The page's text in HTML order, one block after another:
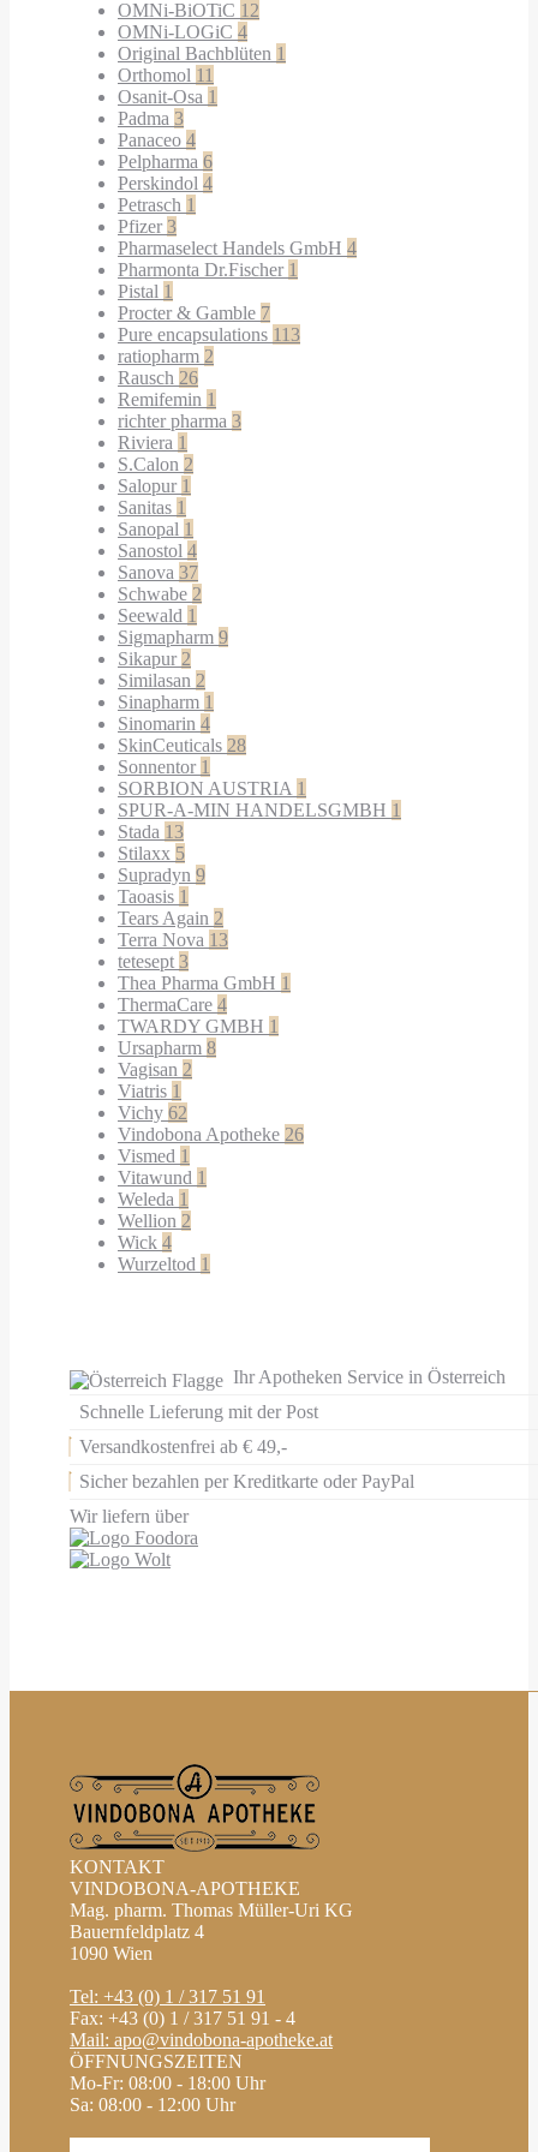
OMNi-BiOTiC 12
OMNi-LOGiC 4
Original Bachblüten 1
Orthomol 11
Osanit-Osa 1
Padma 3
Panaceo 4
Pelpharma 6
Perskindol 4
Petrasch 1
Pfizer 3
Pharmaselect Handels GmbH 4
Pharmonta Dr.Fischer 1
Pistal 1
Procter & Gamble 7
Pure encapsulations 113
ratiopharm 2
Rausch 26
Remifemin 1
richter pharma 3
Riviera 1
S.Calon 2
Salopur 1
Sanitas 1
Sanopal 1
Sanostol 4
Sanova 37
Schwabe 2
Seewald 1
Sigmapharm 9
Sikapur 2
Similasan 2
Sinapharm 1
Sinomarin 4
SkinCeuticals 28
Sonnentor 1
SORBION AUSTRIA 1
SPUR-A-MIN HANDELSGMBH 1
Stada 13
Stilaxx 5
Supradyn 9
Taoasis 1
Tears Again 2
Terra Nova 13
tetesept 3
Thea Pharma GmbH 1
ThermaCare 4
TWARDY GMBH 1
Ursapharm 8
Vagisan 2
Viatris 1
Vichy 62
Vindobona Apotheke 26
Vismed 1
Vitawund 1
Weleda 1
Wellion 2
Wick 4
Wurzeltod 1
Ihr Apotheken Service in Österreich
Schnelle Lieferung mit der Post
Versandkostenfrei ab € 49,-
Sicher bezahlen per Kreditkarte oder PayPal
Wir liefern über
KONTAKT
VINDOBONA-APOTHEKE
Mag. pharm. Thomas Müller-Uri KG
Bauernfeldplatz 4
1090 Wien
Tel: +43 (0) 1 / 317 51 91
Fax: +43 (0) 1 / 317 51 91 - 4
Mail: apo@vindobona-apotheke.at
ÖFFNUNGSZEITEN
Mo-Fr: 08:00 - 18:00 Uhr
Sa: 08:00 - 12:00 Uhr